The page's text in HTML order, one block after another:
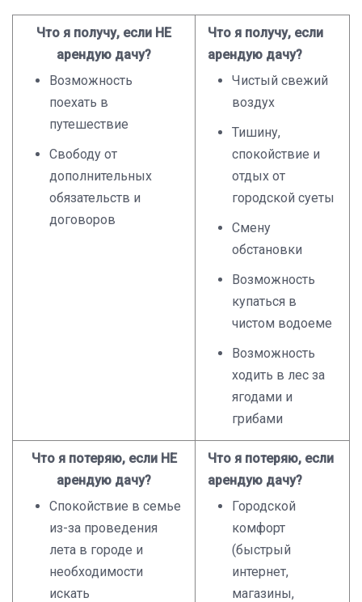
Что я получу, если НЕ
арендую дачу?
Возможность
поехать в
путешествие
Свободу от
дополнительных
обязательств и
договоров
Что я получу, если
арендую дачу?
Чистый свежий
воздух
Тишину,
спокойствие и
отдых от
городской суеты
Смену
обстановки
Возможность
купаться в
чистом водоеме
Возможность
ходить в лес за
ягодами и
грибами
Что я потеряю, если НЕ
арендую дачу?
Спокойствие в семье
из-за проведения
лета в городе и
необходимости
искать
Что я потеряю, если
арендую дачу?
Городской
комфорт
(быстрый
интернет,
магазины,